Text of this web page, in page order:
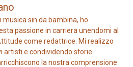
musica sin da bambina, ho
passione in carriera unendomi al
come redattrice. Mi realizzo
artisti e condividendo storie
la nostra comprensione